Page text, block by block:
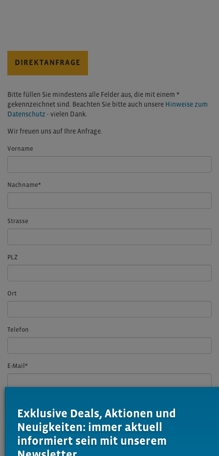
DIREKTANFRAGE
Bitte füllen Sie mindestens alle Felder aus, die mit einem *
gekennzeichnet sind. Beachten Sie bitte auch unsere Hinweise zum
Datenschutz - vielen Dank.
Wir freuen uns auf Ihre Anfrage.
Vorname
Nachname*
Strasse
PLZ
Ort
Telefon
E-Mail *
Exklusive Deals, Aktionen und
Neuigkeiten: immer aktuell
informiert sein mit unserem